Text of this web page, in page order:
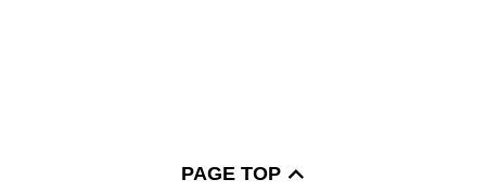
PAGE TOP